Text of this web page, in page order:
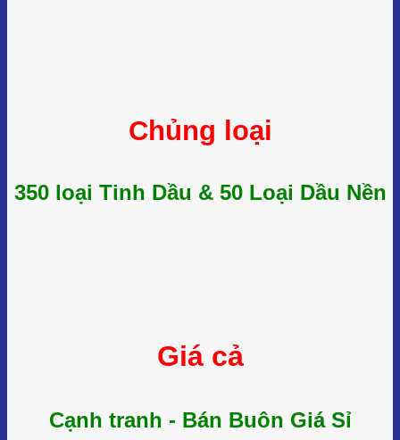
Chủng loại
350 loại Tinh Dầu & 50 Loại Dầu Nền
Giá cả
Cạnh tranh - Bán Buôn Giá Sỉ